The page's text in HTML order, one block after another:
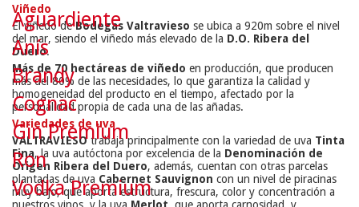
Viñedo
El viñedo deBodegas Valtravieso se ubica a 920m sobre el nivel
del mar, siendo el viñedo más elevado de la D.O. Ribera del
Duero.
Más de 70 hectáreas de viñedo en producción, que producen
más del 80% de las necesidades, lo que garantiza la calidad y
homogeneidad del producto en el tiempo, afectado por la
personalidad propia de cada una de las añadas.
Variedades de uva
VALTRAVIESOtrabaja principalmente con la variedad de uva Tinta
Fina, la uva autóctona por excelencia de la Denominación de
Origen Ribera del Duero, además, cuentan con otras parcelas
plantadas de uva Cabernet Sauvignon con un nivel de piracinas
muy bajo, que aporta estructura, frescura, color y concentración a
Aguardiente
Anís
Brandy
Cognac
Gin Premium
Ron
Vodka Premium